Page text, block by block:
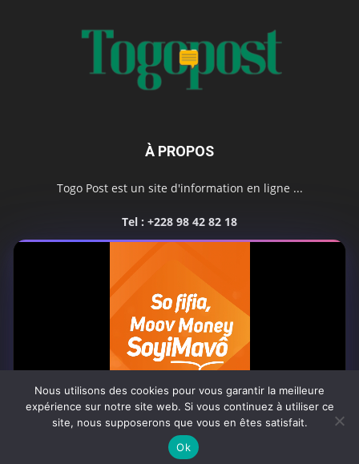
À PROPOS
Togo Post est un site d'information en ligne ...
Tel : +228 98 42 82 18
SUIVEZ NOUS
Africa-Newsroom Contact Activités du site
© Copyright 2025 Togo Post | Tous droits réservés
Nous utilisons des cookies pour vous garantir la meilleure
expérience sur notre site web. Si vous continuez à utiliser ce
site, nous supposerons que vous en êtes satisfait.
Ok